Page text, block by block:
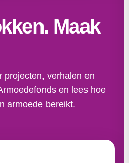
Maak
projecten, verhalen en
en lees hoe
armoede bereikt.